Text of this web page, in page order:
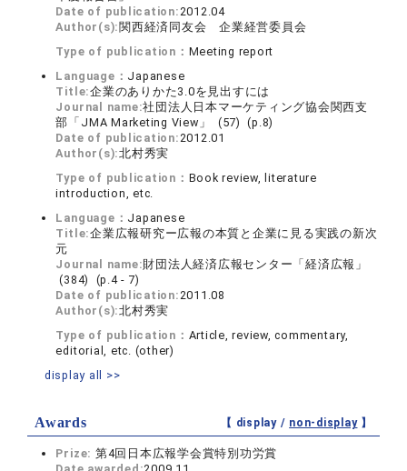
Date of publication:2012.04
Author(s): 関西経済同友会 企業経営委員会
Type of publication： Meeting report
Language： Japanese
Title:企業のありかた3.0を見出すには
Journal name:社団法人日本マーケティング協会関西支
部「JMA Marketing View」 (57) (p.8)
Date of publication:2012.01
Author(s):北村秀実
Type of publication： Book review, literature
introduction, etc.
Language： Japanese
Title:企業広報研究ー広報の本質と企業に見る実践の新次
元
Journal name:財団法人経済広報センター「経済広報」
(384) (p.4 - 7)
Date of publication:2011.08
Author(s):北村秀実
Type of publication： Article, review, commentary,
editorial, etc. (other)
display all >>
Awards 【 display / non-display】
Prize: 第4回日本広報学会賞特別功労賞